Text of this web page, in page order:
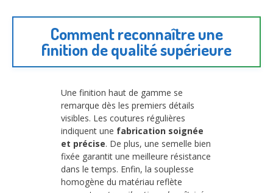
Comment reconnaître une
finition de qualité supérieure
Une finition haut de gamme se
remarque dès les premiers détails
visibles. Les coutures régulières
indiquent une fabrication soignée
et précise. De plus, une semelle bien
fixée garantit une meilleure résistance
dans le temps. Enfin, la souplesse
homogène du matériau reflète